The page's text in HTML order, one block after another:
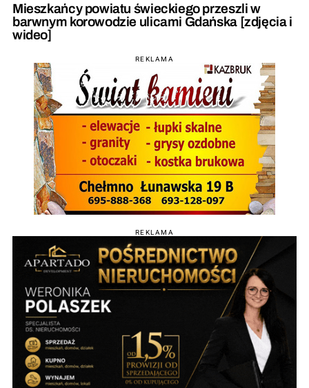
Mieszkańcy powiatu świeckiego przeszli w
barwnym korowodzie ulicami Gdańska [zdjęcia i
wideo]
REKLAMA
REKLAMA